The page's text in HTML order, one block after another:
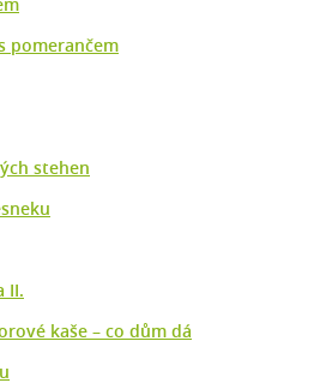
pomerančem
stehen
II.
kaše –⁠ co dům dá